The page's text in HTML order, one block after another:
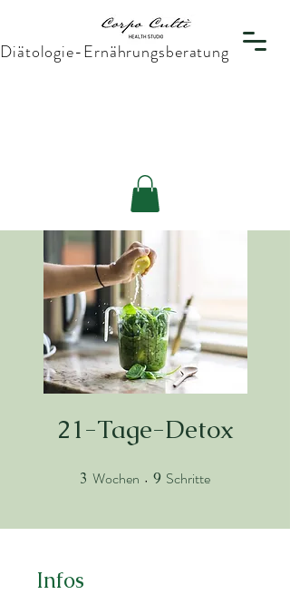
Diätologie-Ernährungsberatung
21-Tage-Detox
3 Wochen 3 Wochen
9 Schritte
Infos